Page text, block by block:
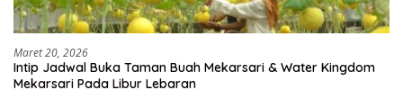
Maret 20, 2026
Intip Jadwal Buka Taman Buah Mekarsari & Water Kingdom
Mekarsari Pada Libur Lebaran